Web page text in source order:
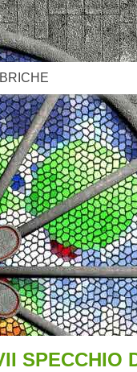
SPECCHIO